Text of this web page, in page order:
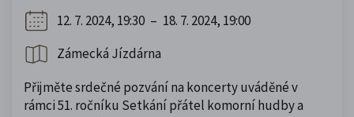
12. 7. 2024, 19:30 – 18. 7. 2024, 19:00
Zámecká Jízdárna
Přijměte srdečné pozvání na koncerty uváděné v
rámci 51. ročníku Setkání přátel komorní hudby a